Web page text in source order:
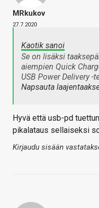
MRkukov
27.7.2020
Kaotik sanoi
Se on lisäksi
aiempien Quick
USB Power Delivery -
Napsauta
Hyvä että usb-pd
pikalataus sellaiseksi
Kirjaudu sisään